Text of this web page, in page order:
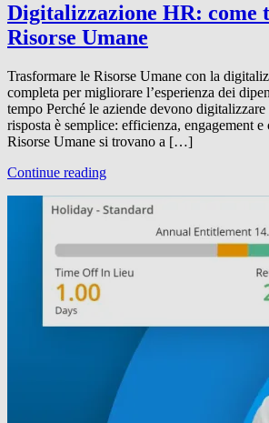
Digitalizzazione HR: come
Risorse Umane
Trasformare le Risorse Umane con la
completa per migliorare l’esperienza dei
tempo Perché le aziende devono
risposta è semplice: efficienza, engagement
Risorse Umane si trovano a […]
Continue reading